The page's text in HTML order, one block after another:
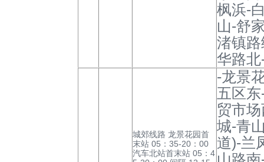
枫浜-
山-舒
渚镇
华路
城郊线路 龙景花园首
末站 05：35-20：00
汽车北站首末站 05：4
-龙景
五区
贸市
城-青
道)-兰